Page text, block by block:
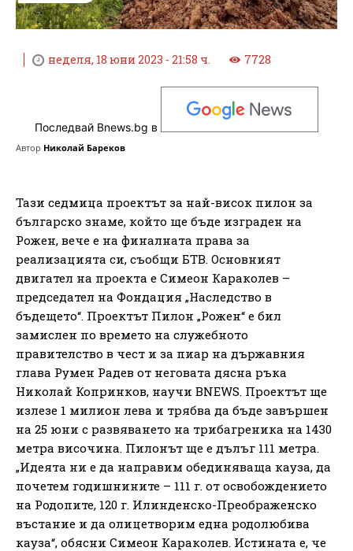
неделя, 18 юни 2023 - 21:58 ч. 7728
Последвай Bnews.bg в
Автор Николай Бареков
Тази седмица проектът за най-висок пилон за
българско знаме, който ще бъде изграден на
Рожен, вече е на финалната права за
реализацията си, съобщи БТВ. Основният
двигател на проекта е Симеон Караколев –
председател на Фондация „Наследство в
бъдещето“. Проектът Пилон „Рожен“ е бил
замислен по времето на служебното
правителство в чест и за пиар на държавния
глава Румен Радев от неговата дясна ръка
Николай Копринков, научи BNEWS. Проектът ще
излезе 1 милион лева и трябва да бъде завършен
на 25 юни с развяването на трибагреника на 1430
метра височина. Пилонът ще е дълъг 111 метра.
„Идеята ни е да направим обединяваща кауза, да
почетем годишнините – 111 г. от освобождението
на Родопите, 120 г. Илинденско-Преображенско
въстание и да олицетворим една родолюбива
кауза“, обясни Симеон Караколев. Истината е, че